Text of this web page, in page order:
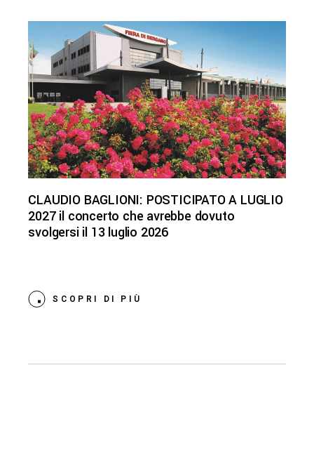
CLAUDIO BAGLIONI: POSTICIPATO A LUGLIO
2027 il concerto che avrebbe dovuto
svolgersi il 13 luglio 2026
SCOPRI DI PIÙ